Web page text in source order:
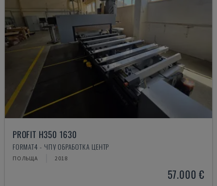
PROFIT H350 1630
FORMAT4 - ЧПУ ОБРАБОТКА ЦЕНТР
ПОЛЬЩА 2018
57.000 €